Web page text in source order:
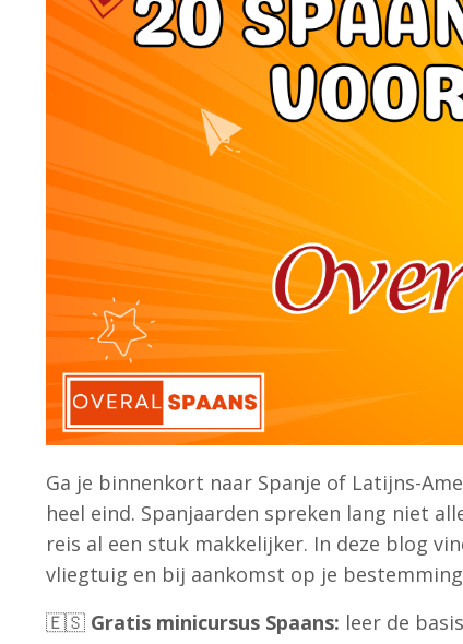
Ga je binnenkort naar Spanje of Latijns-
heel eind. Spanjaarden spreken lang niet
reis al een stuk makkelijker. In deze blog
vliegtuig en bij aankomst op je
🇪🇸 Gratis minicursus Spaans: leer de